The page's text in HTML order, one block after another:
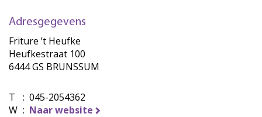
Adresgegevens
Friture ’t Heufke
Heufkestraat 100
6444 GS BRUNSSUM
T : 045-2054362
W : Naar website